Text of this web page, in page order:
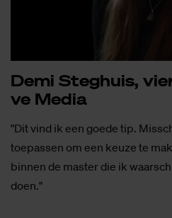
Demi Steg­huis,
ve Me­dia
"Dit vind ik een goede tip.
toepassen om een keuze te
binnen de master die ik
doen."